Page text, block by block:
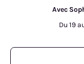
Avec
Du 19